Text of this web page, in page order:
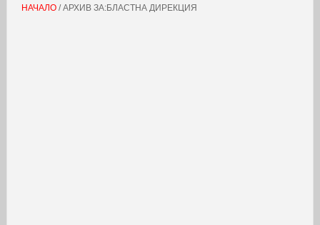
НАЧАЛО/ АРХИВ ЗА:БЛАСТНА ДИРЕКЦИЯ